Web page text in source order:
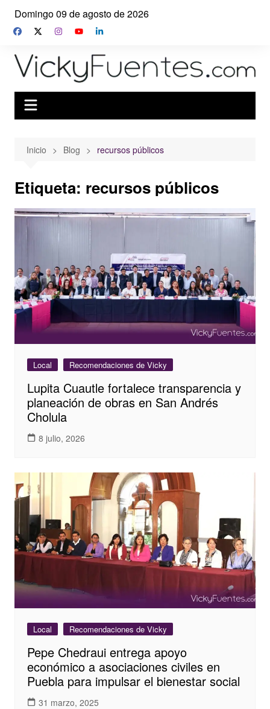
Saltar
contenido
Domingo 09 de agosto de 2026
Inicio Blog recursos públicos
Etiqueta: recursos públicos
Local Recomendaciones de Vicky
Lupita Cuautle fortalece transparencia y
planeación de obras en San Andrés
Cholula
8 julio, 2026
Local Recomendaciones de Vicky
Pepe Chedraui entrega apoyo
económico a asociaciones civiles en
Puebla para impulsar el bienestar social
31 marzo, 2025